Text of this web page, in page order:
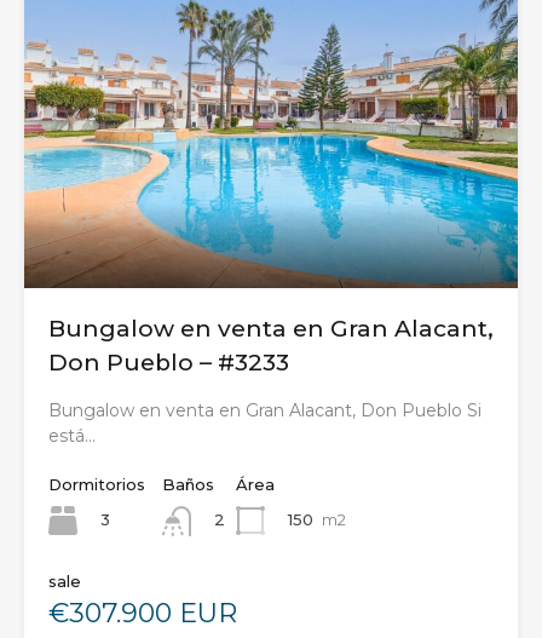
Bungalow en venta en Gran Alacant,
Don Pueblo – #3233
Bungalow en venta en Gran Alacant, Don Pueblo Si
está…
Dormitorios
3
Baños
2
Área
150 m2
sale
€307.900 EUR